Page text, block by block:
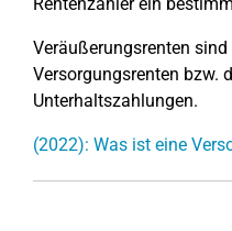
Veräußerungsrenten
Versorgungsrenten bzw.
Unterhaltszahlungen.
(2022): Was ist eine